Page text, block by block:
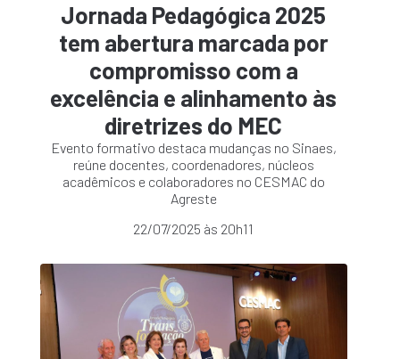
Jornada Pedagógica 2025
tem abertura marcada por
compromisso com a
excelência e alinhamento às
diretrizes do MEC
Evento formativo destaca mudanças no Sinaes,
reúne docentes, coordenadores, núcleos
acadêmicos e colaboradores no CESMAC do
Agreste
22/07/2025 às 20h11